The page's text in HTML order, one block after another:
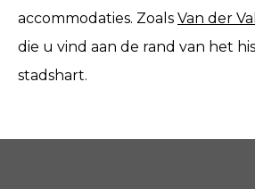
accommodaties. Zoals Van der
die u vind aan de rand van het
stadshart.